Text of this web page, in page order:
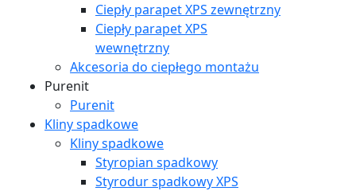
Ciepły parapet XPS zewnętrzny
Ciepły parapet XPS
wewnętrzny
Akcesoria do ciepłego montażu
Purenit
Purenit
Kliny spadkowe
Kliny spadkowe
Styropian spadkowy
Styrodur spadkowy XPS